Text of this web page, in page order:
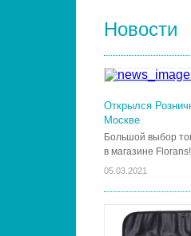
Новости
Открылся
Москве
Большой выбор
в магазине Florans!
05.03.2021